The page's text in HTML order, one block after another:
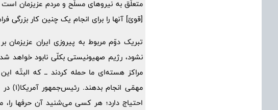
متعلّق به نیروهای مسلّح و مردم عزیزمان است
[قویّ] آنها را برای انجام یک چنین کار بزرگی
تبریک دوّم مربوط به پیروزی ایران
نشود، رژیم صهیونیستی بکلّی نابود خواهد
مراکز هسته‌ای ما حمله کردند ــ که البتّه
مهمّی
احتیاج دارد؛ هر کسی می‌شنید آن حرفها